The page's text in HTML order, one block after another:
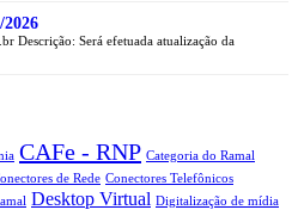
Descrição: Será efetuada atualização da
CAFe - RNP Categoria do Ramal
de Rede Conectores Telefônicos
Desktop Virtual Digitalização de mídia